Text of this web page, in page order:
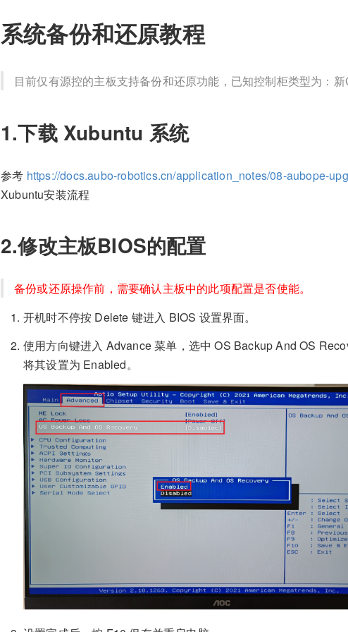
系统备份和还原教程
目前仅有源控的主板支持备份和还原功能，已知控制柜类型为：
1.下载 Xubuntu 系统
参考 https://docs.aubo-robotics.cn/application_notes/08-aubope-
Xubuntu安装流程
2.修改主板BIOS的配置
备份或还原操作前，需要确认主板中的此项配置是否使能。
开机时不停按 Delete 键进入 BIOS 设置界面。
使用方向键进入 Advance 菜单，选中 OS Backup And OS
将其设置为 Enabled。